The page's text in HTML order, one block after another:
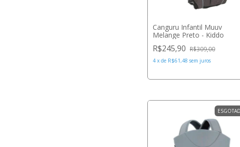
Canguru Infantil Muuv
Melange Preto - Kiddo
R$245,90 R$309,00
4 x de R$61,48 sem juros